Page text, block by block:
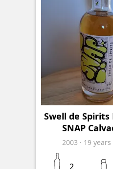
Swell de
SNAP
2003 · 19 years
2